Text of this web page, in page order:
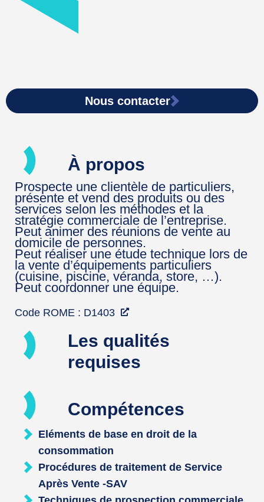
Nous contacter
À propos
Prospecte une clientèle de particuliers,
présente et vend des produits ou des
services selon les méthodes et la
stratégie commerciale de l’entreprise.
Peut animer des réunions de vente au
domicile de personnes.
Peut réaliser une étude technique lors de
la vente d’équipements particuliers
(cuisine, piscine, véranda, store, …).
Peut coordonner une équipe.
Code ROME : D1403
Les qualités
requises
Compétences
Eléments de base en droit de la
consommation
Procédures de traitement de Service
Après Vente -SAV